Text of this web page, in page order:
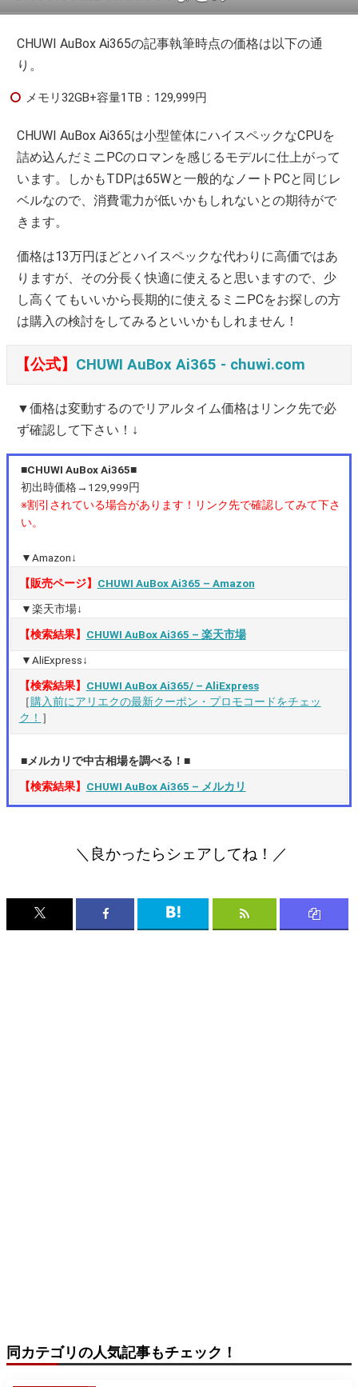
CHUWI AuBox Ai365の記事執筆時点の価格は以下の通
り。
メモリ32GB+容量1TB：129,999円
CHUWI AuBox Ai365は小型筐体にハイスペックなCPUを
詰め込んだミニPCのロマンを感じるモデルに仕上がって
います。しかもTDPは65Wと一般的なノートPCと同じレ
ベルなので、消費電力が低いかもしれないとの期待がで
きます。
価格は13万円ほどとハイスペックな代わりに高価ではあ
りますが、その分長く快適に使えると思いますので、少
し高くてもいいから長期的に使えるミニPCをお探しの方
は購入の検討をしてみるといいかもしれません！
【公式】 CHUWI AuBox Ai365 ‐ chuwi.com
▼価格は変動するのでリアルタイム価格はリンク先で必
ず確認して下さい！↓
■CHUWI AuBox Ai365■
初出時価格→129,999円
※割引されている場合があります！リンク先で確認してみて下さ
い。
▼Amazon↓
【販売ページ】 CHUWI AuBox Ai365 – Amazon
▼楽天市場↓
【検索結果】 CHUWI AuBox Ai365 – 楽天市場
▼AliExpress↓
【検索結果】 CHUWI AuBox Ai365/ – AliExpress
［購入前にアリエクの最新クーポン・プロモコードをチェッ
ク！ ］
■メルカリで中古相場を調べる！■
【検索結果】 CHUWI AuBox Ai365 – メルカリ
＼良かったらシェアしてね！／
同カテゴリの人気記事もチェック！